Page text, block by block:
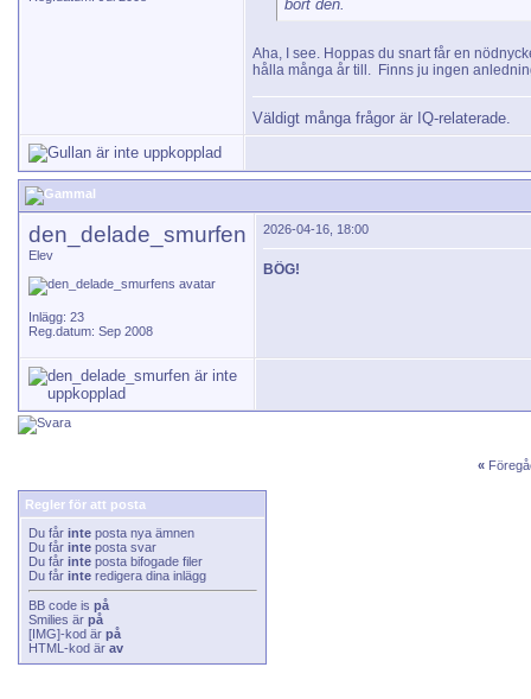
bort den.
Aha, I see. Hoppas du snart får en
hålla många år till. Finns ju ingen
Väldigt många frågor är IQ-relaterade.
den_delade_smurfen
Elev
Inlägg: 23
Reg.datum: Sep 2008
2026-04-16, 18:00
BÖG!
«
Regler för att posta
Du får inte posta nya ämnen
Du får inte posta svar
Du får inte posta bifogade filer
Du får inte redigera dina inlägg
BB code is på
Smilies är på
[IMG]-kod är på
HTML-kod är av